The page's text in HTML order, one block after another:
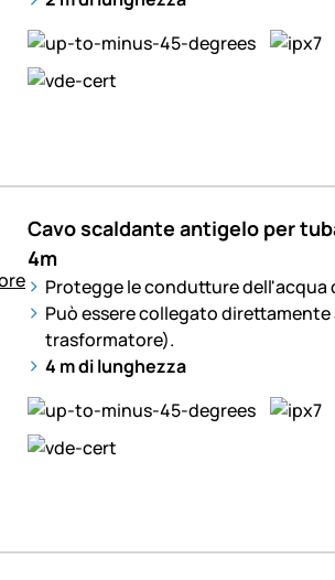
Cavo scaldante antigelo per
4m
Protegge le condutture dell'acqua
Può essere collegato direttamente
trasformatore).
4 m di lunghezza